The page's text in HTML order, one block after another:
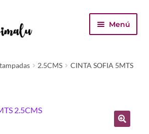
Menú
2.5CMS
CINTA SOFIA 5MTS